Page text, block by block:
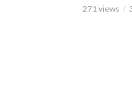
271 views